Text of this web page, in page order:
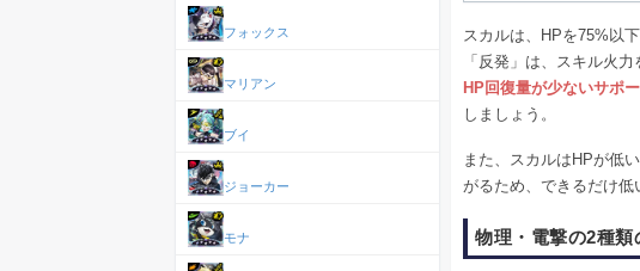
スカルは、HPを75%以
「反発」は、スキル火
HP回復量が少ないサポ
しましょう。
また、スカルはHPが低
がるため、できるだけ低
物理・電撃の2種類
フォックス
マリアン
ブイ
ジョーカー
モナ